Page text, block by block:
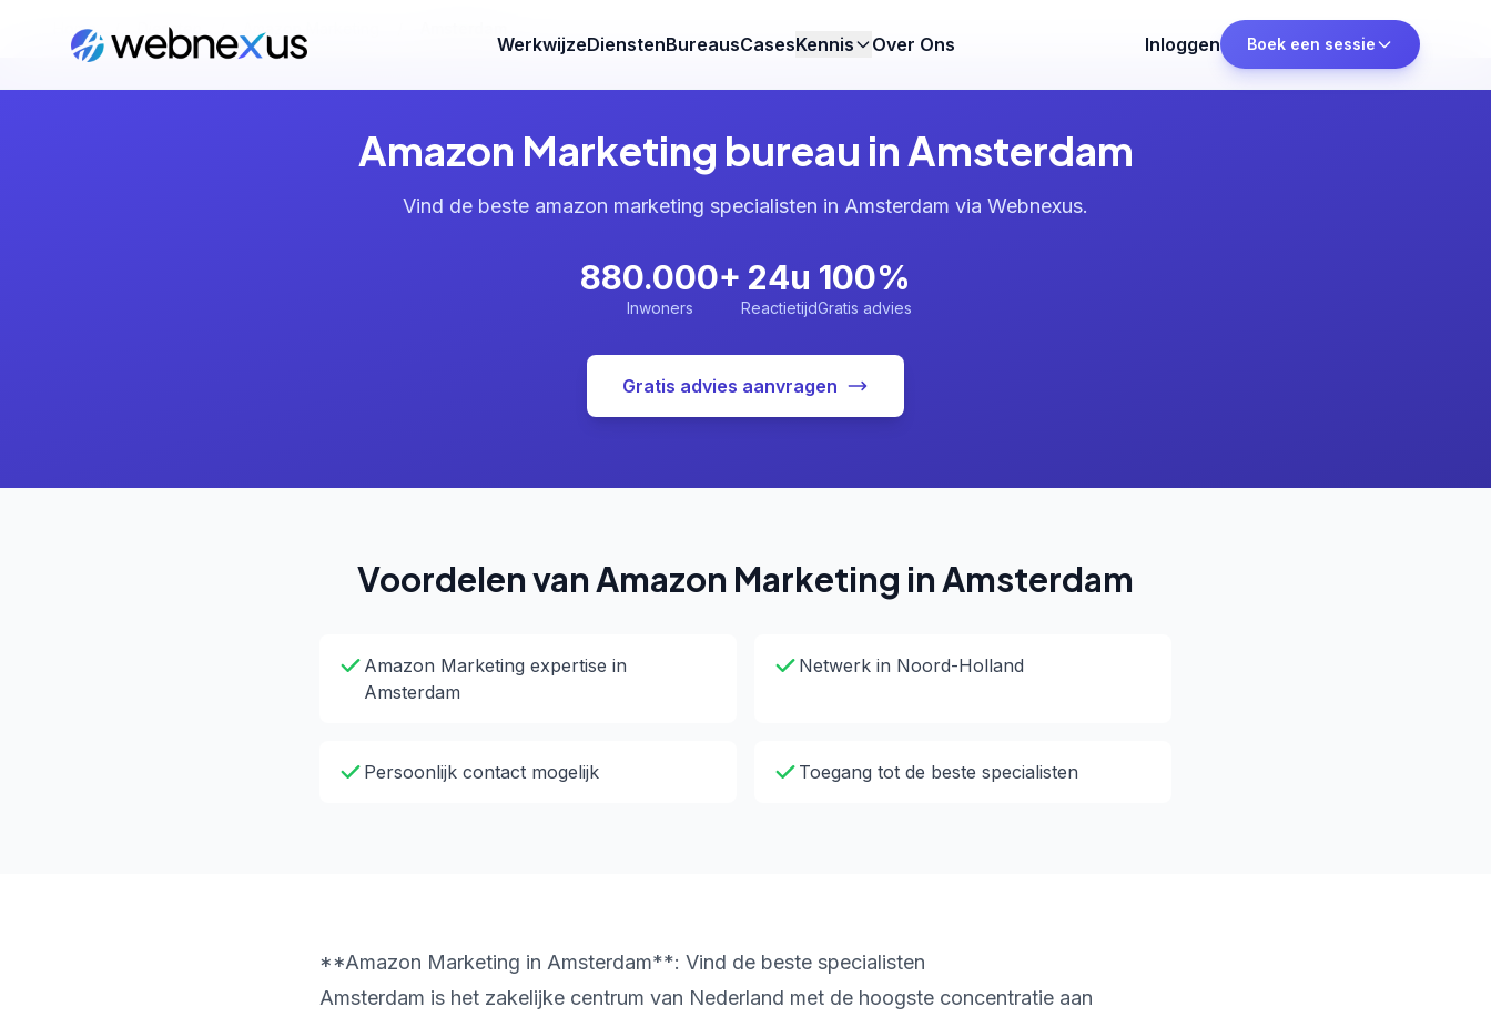
WerkwijzeDienstenBureausCasesKennis Over Ons Inloggen Boek een sessie
Home Diensten Amazon Marketing
Amazon Marketing bureau in Amsterdam
Vind de beste amazon marketing specialisten in Amsterdam via Webnexus.
880.000+
Inwoners
24u
Reactietijd
100%
Gratis advies
Gratis advies aanvragen
Voordelen van Amazon Marketing in Amsterdam
Amazon Marketing expertise in
Amsterdam
Netwerk in Noord-Holland
Persoonlijk contact mogelijk Toegang tot de beste specialisten
**Amazon Marketing in Amsterdam**: Vind de beste specialisten
Amsterdam is het zakelijke centrum van Nederland met de hoogste concentratie aan